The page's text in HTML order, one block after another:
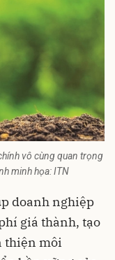
vô cùng quan trọng
minh họa: ITN
doanh nghiệp
giá thành, tạo
thiện môi